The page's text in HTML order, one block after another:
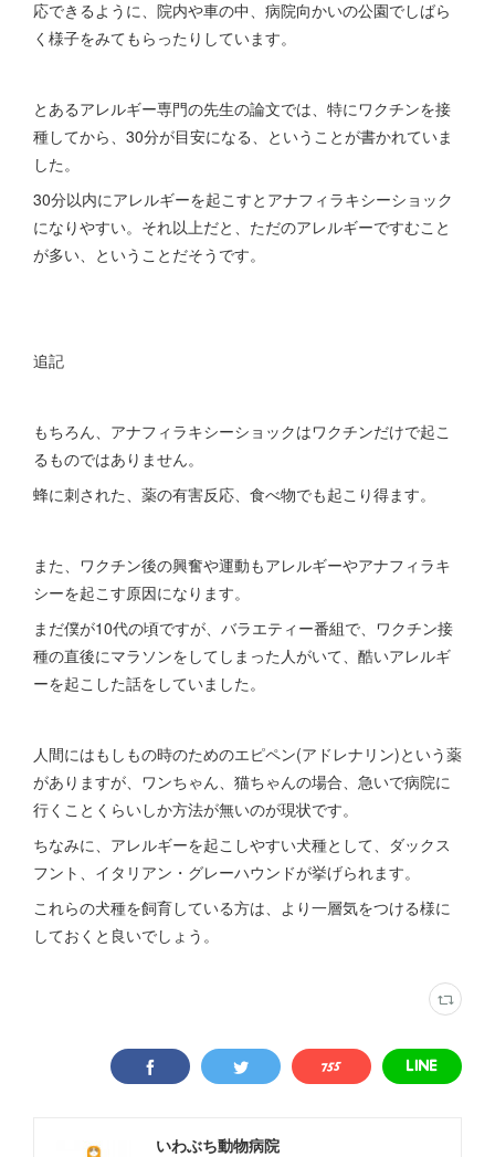
応できるように、院内や車の中、病院向かいの公園でしばら
く様子をみてもらったりしています。
とあるアレルギー専門の先生の論文では、特にワクチンを接
種してから、30分が目安になる、ということが書かれていま
した。
30分以内にアレルギーを起こすとアナフィラキシーショック
になりやすい。それ以上だと、ただのアレルギーですむこと
が多い、ということだそうです。
追記
もちろん、アナフィラキシーショックはワクチンだけで起こ
るものではありません。
蜂に刺された、薬の有害反応、食べ物でも起こり得ます。
また、ワクチン後の興奮や運動もアレルギーやアナフィラキ
シーを起こす原因になります。
まだ僕が10代の頃ですが、バラエティー番組で、ワクチン接
種の直後にマラソンをしてしまった人がいて、酷いアレルギ
ーを起こした話をしていました。
人間にはもしもの時のためのエピペン(アドレナリン)という薬
がありますが、ワンちゃん、猫ちゃんの場合、急いで病院に
行くことくらいしか方法が無いのが現状です。
ちなみに、アレルギーを起こしやすい犬種として、ダックス
フント、イタリアン・グレーハウンドが挙げられます。
これらの犬種を飼育している方は、より一層気をつける様に
しておくと良いでしょう。
いわぶち動物病院